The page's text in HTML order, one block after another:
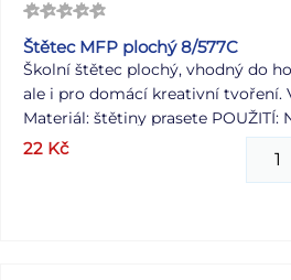
Štětec MFP plochý 8/577C
Školní štětec plochý, vhodný do
ale i pro domácí kreativní tvoření.
Materiál: štětiny prasete POUŽITÍ:
temperovými barvami, k
papíře, k malování na kamínky.
22 Kč